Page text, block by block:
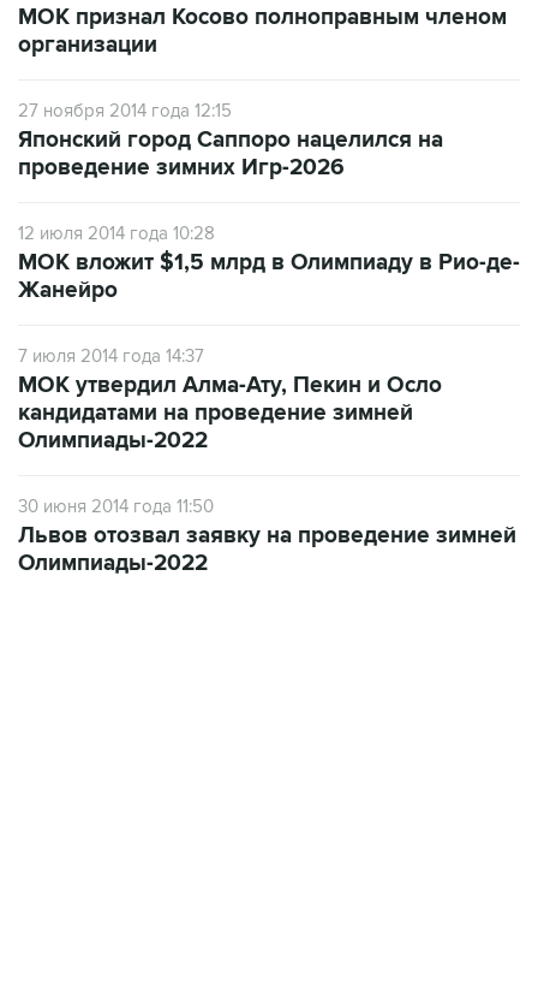
МОК признал Косово полноправным членом
организации
27 ноября 2014 года 12:15
Японский город Саппоро нацелился на
проведение зимних Игр-2026
12 июля 2014 года 10:28
МОК вложит $1,5 млрд в Олимпиаду в Рио-де-
Жанейро
7 июля 2014 года 14:37
МОК утвердил Алма-Ату, Пекин и Осло
кандидатами на проведение зимней
Олимпиады-2022
30 июня 2014 года 11:50
Львов отозвал заявку на проведение зимней
Олимпиады-2022